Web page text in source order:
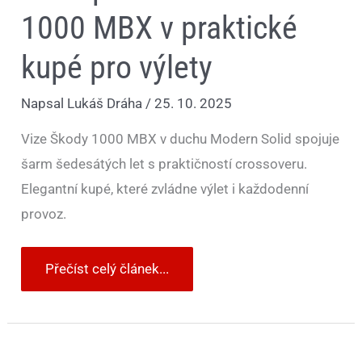
1000 MBX v praktické
kupé pro výlety
Napsal Lukáš Dráha /25. 10. 2025
Vize Škody 1000 MBX v duchu Modern Solid spojuje
šarm šedesátých let s praktičností crossoveru.
Elegantní kupé, které zvládne výlet i každodenní
provoz.
Přečíst celý článek...